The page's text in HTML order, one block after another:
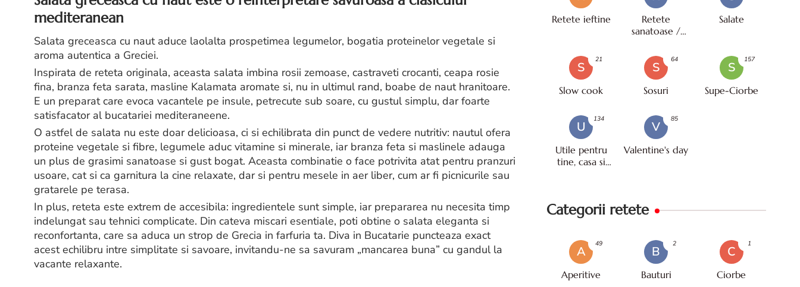
mediteranean
Salata greceasca cu naut aduce laolalta prospetimea legumelor, bogatia proteinelor vegetale si
aroma autentica a Greciei.
Inspirata de reteta originala, aceasta salata imbina rosii zemoase, castraveti crocanti, ceapa rosie
fina, branza feta sarata, masline Kalamata aromate si, nu in ultimul rand, boabe de naut hranitoare.
E un preparat care evoca vacantele pe insule, petrecute sub soare, cu gustul simplu, dar foarte
satisfacator al bucatariei mediteraneene.
O astfel de salata nu este doar delicioasa, ci si echilibrata din punct de vedere nutritiv: nautul ofera
proteine vegetale si fibre, legumele aduc vitamine si minerale, iar branza feta si maslinele adauga
un plus de grasimi sanatoase si gust bogat. Aceasta combinatie o face potrivita atat pentru pranzuri
usoare, cat si ca garnitura la cine relaxate, dar si pentru mesele in aer liber, cum ar fi picnicurile sau
gratarele pe terasa.
In plus, reteta este extrem de accesibila: ingredientele sunt simple, iar prepararea nu necesita timp
indelungat sau tehnici complicate. Din cateva miscari esentiale, poti obtine o salata eleganta si
reconfortanta, care sa aduca un strop de Grecia in farfuria ta. Diva in Bucatarie puncteaza exact
acest echilibru intre simplitate si savoare, invitandu-ne sa savuram „mancarea buna” cu gandul la
vacante relaxante.
Retete ieftine
Retete
sanatoase /
Salate
S
Slow cook
21
S
Sosuri
64
S
Supe-Ciorbe
157
U
Utile pentru
tine, casa si
134
V
Valentine's day
85
Categorii retete
A
Aperitive
49
B
Bauturi
2
C
Ciorbe
1